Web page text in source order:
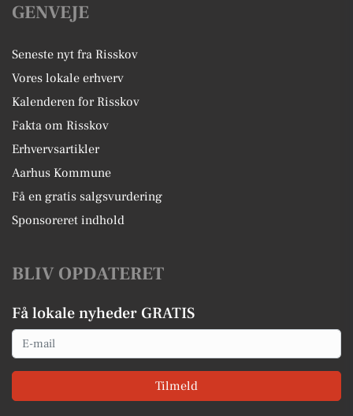
GENVEJE
Seneste nyt fra Risskov
Vores lokale erhverv
Kalenderen for Risskov
Fakta om Risskov
Erhvervsartikler
Aarhus Kommune
Få en gratis salgsvurdering
Sponsoreret indhold
BLIV OPDATERET
Få lokale nyheder GRATIS
Email
Tilmeld